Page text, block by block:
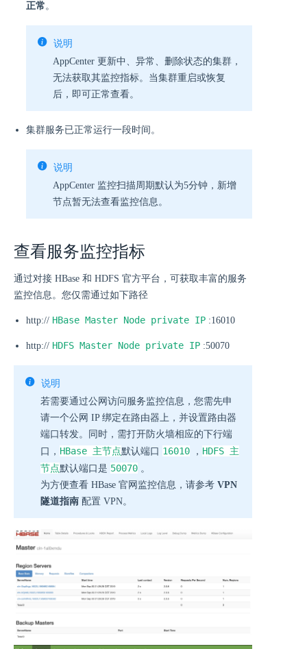
正常。
说明
AppCenter 更新中、异常、删除状态的集群，
无法获取其监控指标。当集群重启或恢复
后，即可正常查看。
集群服务已正常运行一段时间。
说明
AppCenter 监控扫描周期默认为5分钟，新增
节点暂无法查看监控信息。
查看服务监控指标
通过对接 HBase 和 HDFS 官方平台，可获取丰富的服务
监控信息。您仅需通过如下路径
http:// HBase Master Node private IP :16010
http:// HDFS Master Node private IP :50070
说明
若需要通过公网访问服务监控信息，您需先申
请一个公网 IP 绑定在路由器上，并设置路由器
端口转发。同时，需打开防火墙相应的下行端
口， HBase 主节点默认端口 16010 ， HDFS 主
节点默认端口是 50070 。
为方便查看 HBase 官网监控信息，请参考 VPN
隧道指南 配置 VPN。